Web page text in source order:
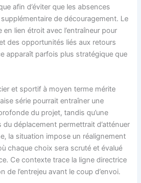
afin d’éviter que les absences
de découragement. Le
lien étroit avec l’entraîneur pour
des opportunités liés aux retours
apparaît parfois plus stratégique que
et sportif à moyen terme mérite
série pourrait entraîner une
du projet, tandis qu’une
déplacement permettrait d’atténuer
la situation impose un réalignement
chaque choix sera scruté et évalué
Ce contexte trace la ligne directrice
de l’entrejeu avant le coup d’envoi.